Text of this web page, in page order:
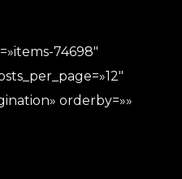
74698″
orderby=»»